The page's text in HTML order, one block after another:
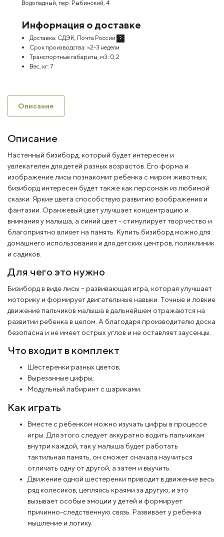
Водопадный, пер. Рыбинский, 4
Информация о доставке
Доставка: СДЭК, Почта России ?
Срок производства: ≈2-3 недели
Транспортные габариты, м3: 0,2
Вес, кг: 7
Описание
Описание
Настенный бизиборд, который будет интересен и
увлекателен для детей разных возрастов. Его форма и
изображение лисы познакомит ребенка с миром животных;
бизиборд интересен будет также как персонаж из любимой
сказки. Яркие цвета способствую развитию воображения и
фантазии. Оранжевый цвет улучшает концентрацию и
внимания у малыша, а синий цвет - стимулирует творчество и
благоприятно влияет на память. Купить бизиборд можно для
домашнего использования и для детских центров, поликлиник
и садиков.
Для чего это нужно
Бизиборд в виде лисы – развивающая игра, которая улучшает
моторику и формирует двигательные навыки. Точные и ловкие
движение пальчиков малыша в дальнейшем отражаются на
развитии ребенка в целом. А благодаря производителю доска
безопасна и не имеет острых углов и не оставляет заусенцы.
Что входит в комплект
Шестеренки разных цветов;
Вырезанные цифры;
Модульный лабиринт с шариками.
Как играть
Вместе с ребенком можно изучать цифры в процессе
игры. Для этого следует аккуратно водить пальчикам
внутри каждой, так у малыша будет работать
тактильная память, он сможет сначала научиться
отличать одну от другой, а затем и выучить.
Движение одной шестеренки приводит в движение весь
ряд колесиков, цепляясь краями за другую, и это
вызывает особые эмоции у детей и формирует
причинно-следственную связь. Развивает у ребенка
мышление и логику.